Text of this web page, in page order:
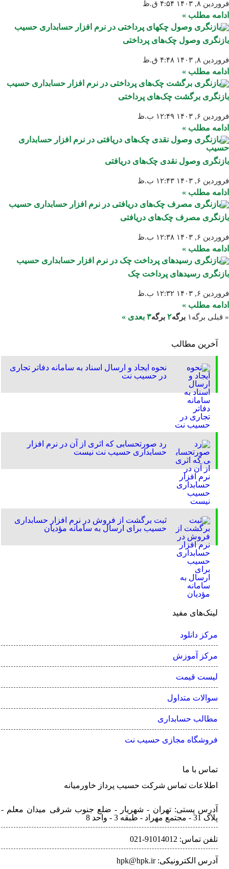
فروردین ۸, ۱۴۰۳ ۴:۵۴ ق.ظ
ادامه مطلب »
بازنگری وصول چک‌های پرداختی
فروردین ۸, ۱۴۰۳ ۴:۴۸ ق.ظ
ادامه مطلب »
بازنگری برگشت چک‌های پرداختی
فروردین ۶, ۱۴۰۳ ۱۲:۴۹ ب.ظ
ادامه مطلب »
بازنگری وصول نقدی چک‌های دریافتی
فروردین ۶, ۱۴۰۳ ۱۲:۴۳ ب.ظ
ادامه مطلب »
بازنگری مصرف چک‌های دریافتی
فروردین ۶, ۱۴۰۳ ۱۲:۳۸ ب.ظ
ادامه مطلب »
بازنگری رسیدهای پرداخت چک
فروردین ۶, ۱۴۰۳ ۱۲:۳۲ ب.ظ
ادامه مطلب »
« قبلی برگه ۱ برگه۲ برگه۳ بعدی »
آخرین مطالب
نحوه ایجاد و ارسال اسناد به سامانه دفاتر تجاری
در حسیب نت
رد صورتحسابی که اثری از آن در نرم افزار
حسابداری حسیب نت نیست
ثبت برگشت از فروش در نرم افزار حسابداری
حسیب برای ارسال به سامانه مؤدیان
لینک‌های مفید
مرکز دانلود
مرکز آموزش
لیست قیمت
سوالات متداول
مطالب حسابداری
فروشگاه مجازی حسیب نت
تماس با ما
اطلاعات تماس شرکت حسیب پرداز خاورمیانه
آدرس پستی: تهران - شهريار - ضلع جنوب شرقی میدان معلم -
پلاک 31 - مجتمع مهراد - طبقه 3 - واحد 8
تلفن‌ تماس: 91014012-021
آدرس الکترونیکی: hpk@hpk.ir